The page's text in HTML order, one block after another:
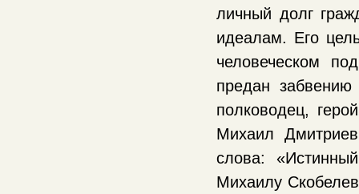
личный долг
идеалам. Его
человеческом
предан
полководец,
Михаил
слова:
Михаилу